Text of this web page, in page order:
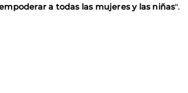
a todas las mujeres y las niñas".